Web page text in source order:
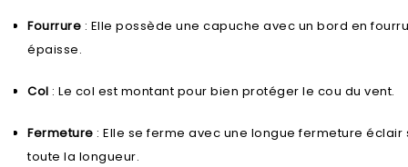
Fourrure : Elle possède une capuche avec un bord en
épaisse.
Col : Le col est montant pour bien protéger le cou du vent.
Fermeture : Elle se ferme avec une longue fermeture éclair
toute la longueur.